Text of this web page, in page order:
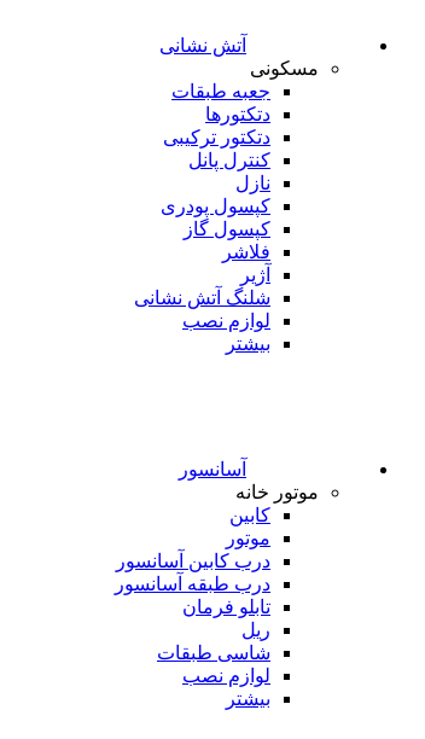
آتش نشانی
مسکونی
جعبه طبقات
دتکتورها
دتکتور ترکیبی
کنترل پانل
نازل
کپسول پودری
کپسول گاز
فلاشر
آژیر
شلنگ آتش نشانی
لوازم نصب
بیشتر
آسانسور
موتور خانه
کابین
موتور
درب کابین آسانسور
درب طبقه آسانسور
تابلو فرمان
ریل
شاسی طبقات
لوازم نصب
بیشتر